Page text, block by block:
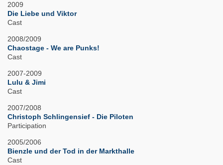
2009
Die Liebe und Viktor
Cast
2008/2009
Chaostage - We are Punks!
Cast
2007-2009
Lulu & Jimi
Cast
2007/2008
Christoph Schlingensief - Die Piloten
Participation
2005/2006
Bienzle und der Tod in der Markthalle
Cast